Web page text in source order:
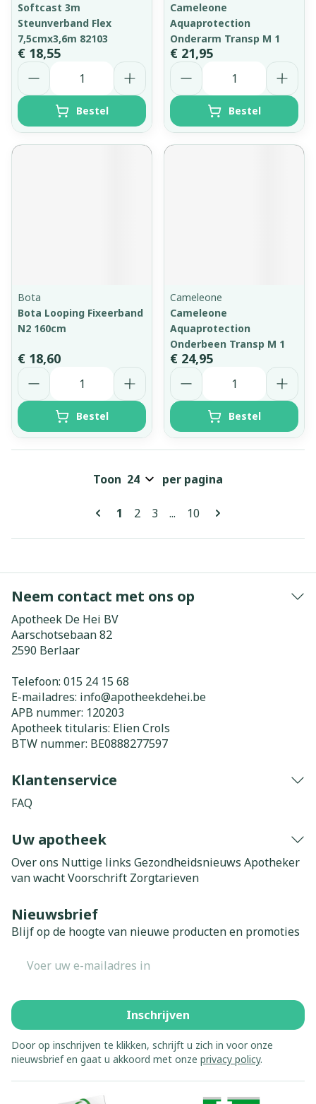
Softcast 3m
Steunverband Flex
7,5cmx3,6m 82103
€ 18,55
Aantal
Bestel
Cameleone
Aquaprotection
Onderarm Transp M 1
€ 21,95
Aantal
Bestel
Bota
Bota Looping Fixeerband
N2 160cm
€ 18,60
Aantal
Bestel
Cameleone
Cameleone
Aquaprotection
Onderbeen Transp M 1
€ 24,95
Aantal
Bestel
Pagina's
U lees momenteel pagina
1 Pagina
2 Pagina
3 ... Pagina
10
Toon per pagina
Neem contact met ons op
Apotheek De Hei BV
Aarschotsebaan 82
2590 Berlaar
Telefoon: 015 24 15 68
E-mailadres: info@apotheekdehei.be
APB nummer: 120203
Apotheek titularis: Elien Crols
BTW nummer: BE0888277597
Klantenservice
FAQ
Uw apotheek
Over ons Nuttige links Gezondheidsnieuws Apotheker
van wachtVoorschrift Zorgtarieven
Nieuwsbrief
Blijf op de hoogte van nieuwe producten en promoties
Inschrijven
Door op inschrijven te klikken, schrijft u zich in voor onze
nieuwsbrief en gaat u akkoord met onze privacy policy.